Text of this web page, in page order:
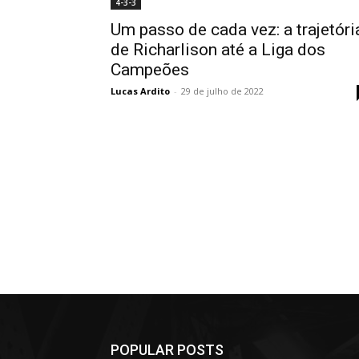
Um passo de cada vez: a
de Richarlison até a Liga dos
Campeões
Lucas Ardito - 29 de julho de 2022
POPULAR POSTS